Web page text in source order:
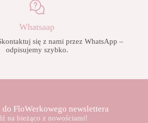
Whatsaap
się z nami przez WhatsApp –
odpisujemy szybko.
do FloWerkowego newslettera
na bieżąco z nowościami!